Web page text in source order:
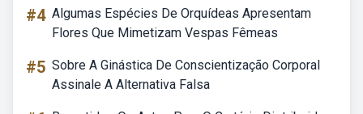
#4 Algumas Espécies De Orquídeas Apresentam
Flores Que Mimetizam Vespas Fêmeas
#5 Sobre A Ginástica De Conscientização Corporal
Assinale A Alternativa Falsa